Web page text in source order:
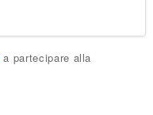
a partecipare alla